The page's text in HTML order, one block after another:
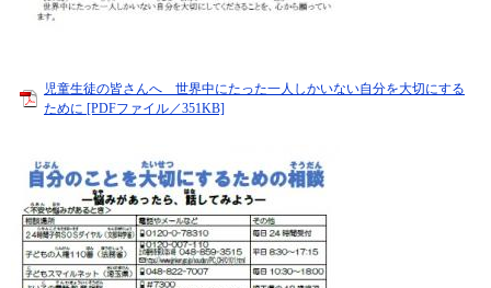
児童生徒の皆さんへ 世界中にたった一人しかいない自分を大切にする
ために [PDFファイル／351KB]